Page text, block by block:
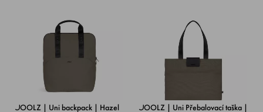
JOOLZ | Uni backpack | Hazel
JOOLZ | Uni Přebalovací taška |